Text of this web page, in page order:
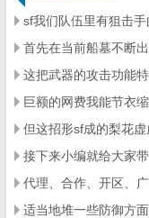
sf我们队伍里有狙击手
首先在当前船墓不断
这把武器的攻击功能
巨额的网费我能节衣
但这招形sf成的梨花虚
接下来小编就给大家
适当地堆一些防御方